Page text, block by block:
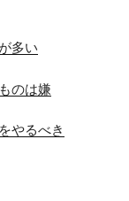
多い
のは嫌
やるべき